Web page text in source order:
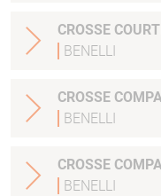
CROSSE
BENELLI
CROSSE
BENELLI
CROSSE
BENELLI